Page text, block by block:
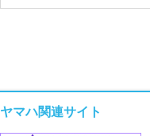
ヤマハ関連サイト